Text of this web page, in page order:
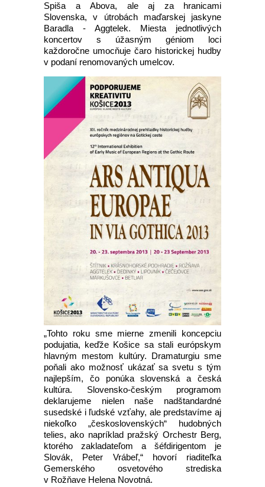
Spiša a Abova, ale aj za hranicami
Slovenska, v útrobách maďarskej jaskyne
Baradla - Aggtelek. Miesta jednotlivých
koncertov s úžasným géniom loci
každoročne umocňuje čaro historickej hudby
v podaní renomovaných umelcov.
„Tohto roku sme mierne zmenili koncepciu
podujatia, keďže Košice sa stali európskym
hlavným mestom kultúry. Dramaturgiu sme
poňali ako možnosť ukázať sa svetu s tým
najlepším, čo ponúka slovenská a česká
kultúra. Slovensko-českým programom
deklarujeme nielen naše nadštandardné
susedské i ľudské vzťahy, ale predstavíme aj
niekoľko „československých“ hudobných
telies, ako napríklad pražský Orchestr Berg,
ktorého zakladateľom a šéfdirigentom je
Slovák, Peter Vrábeľ,“ hovorí riaditeľka
Gemerského osvetového strediska
v Rožňave Helena Novotná.